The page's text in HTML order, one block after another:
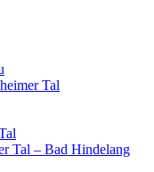
Tal
Tal – Bad Hindelang